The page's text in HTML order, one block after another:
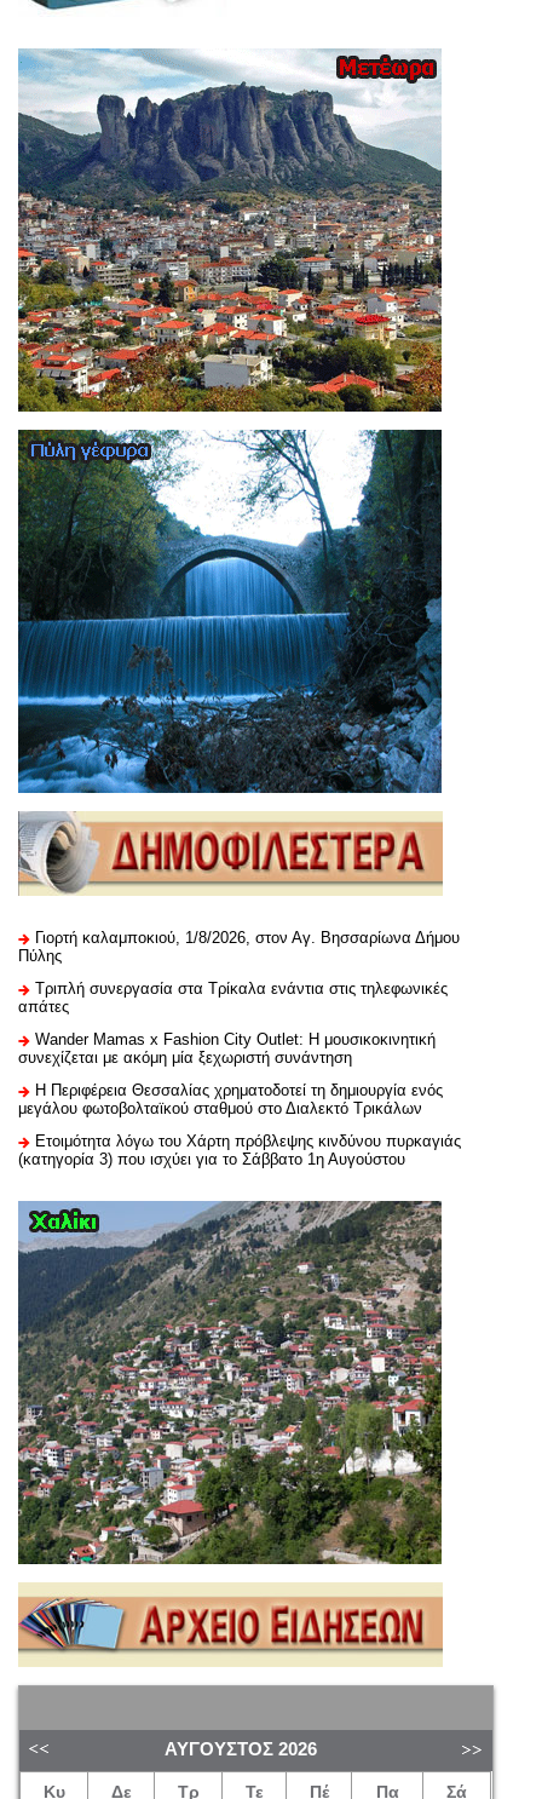
Γιορτή καλαμποκιού, 1/8/2026, στον Αγ. Βησσαρίωνα Δήμου
Πύλης
Τριπλή συνεργασία στα Τρίκαλα ενάντια στις τηλεφωνικές
απάτες
Wander Mamas x Fashion City Outlet: Η μουσικοκινητική
συνεχίζεται με ακόμη μία ξεχωριστή συνάντηση
H Περιφέρεια Θεσσαλίας χρηματοδοτεί τη δημιουργία ενός
μεγάλου φωτοβολταϊκού σταθμού στο Διαλεκτό Τρικάλων
Ετοιμότητα λόγω του Χάρτη πρόβλεψης κινδύνου πυρκαγιάς
(κατηγορία 3) που ισχύει για το Σάββατο 1η Αυγούστου
ΑΎΓΟΥΣΤΟΣ 2026
Κυ Δε Τρ Τε Πέ Πα Σά